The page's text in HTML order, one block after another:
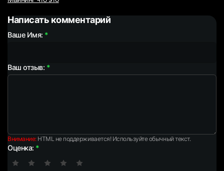
Написать комментарий
Ваше Имя:
Ваш отзыв:
Внимание:HTML не поддерживается! Используйте обычный текст.
Оценка: